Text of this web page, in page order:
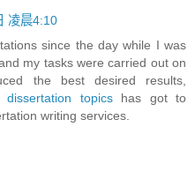
凌晨4:10
since the day while I was
my tasks were carried out on
the best desired results,
topicshas got to
writing services.